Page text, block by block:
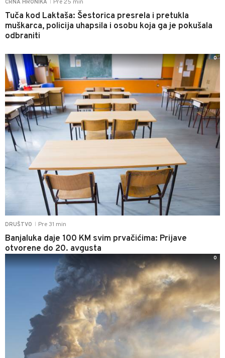
CRNA HRONIKA Pre 25 min
Tuča kod Laktaša: Šestorica presrela i pretukla
muškarca, policija uhapsila i osobu koja ga je pokušala
odbraniti
DRUŠTVO Pre 31 min
Banjaluka daje 100 KM svim prvačićima: Prijave
otvorene do 20. avgusta
0
0